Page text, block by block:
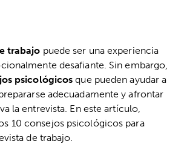
trabajo puede ser una experiencia
desafiante. Sin embargo,
psicológicos que pueden ayudar a
adecuadamente y afrontar
la entrevista. En este artículo,
10 consejos psicológicos para
de trabajo.